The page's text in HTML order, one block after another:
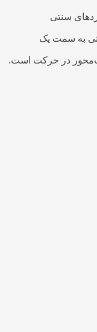
سنتی
به سمت یک
در حرکت است.